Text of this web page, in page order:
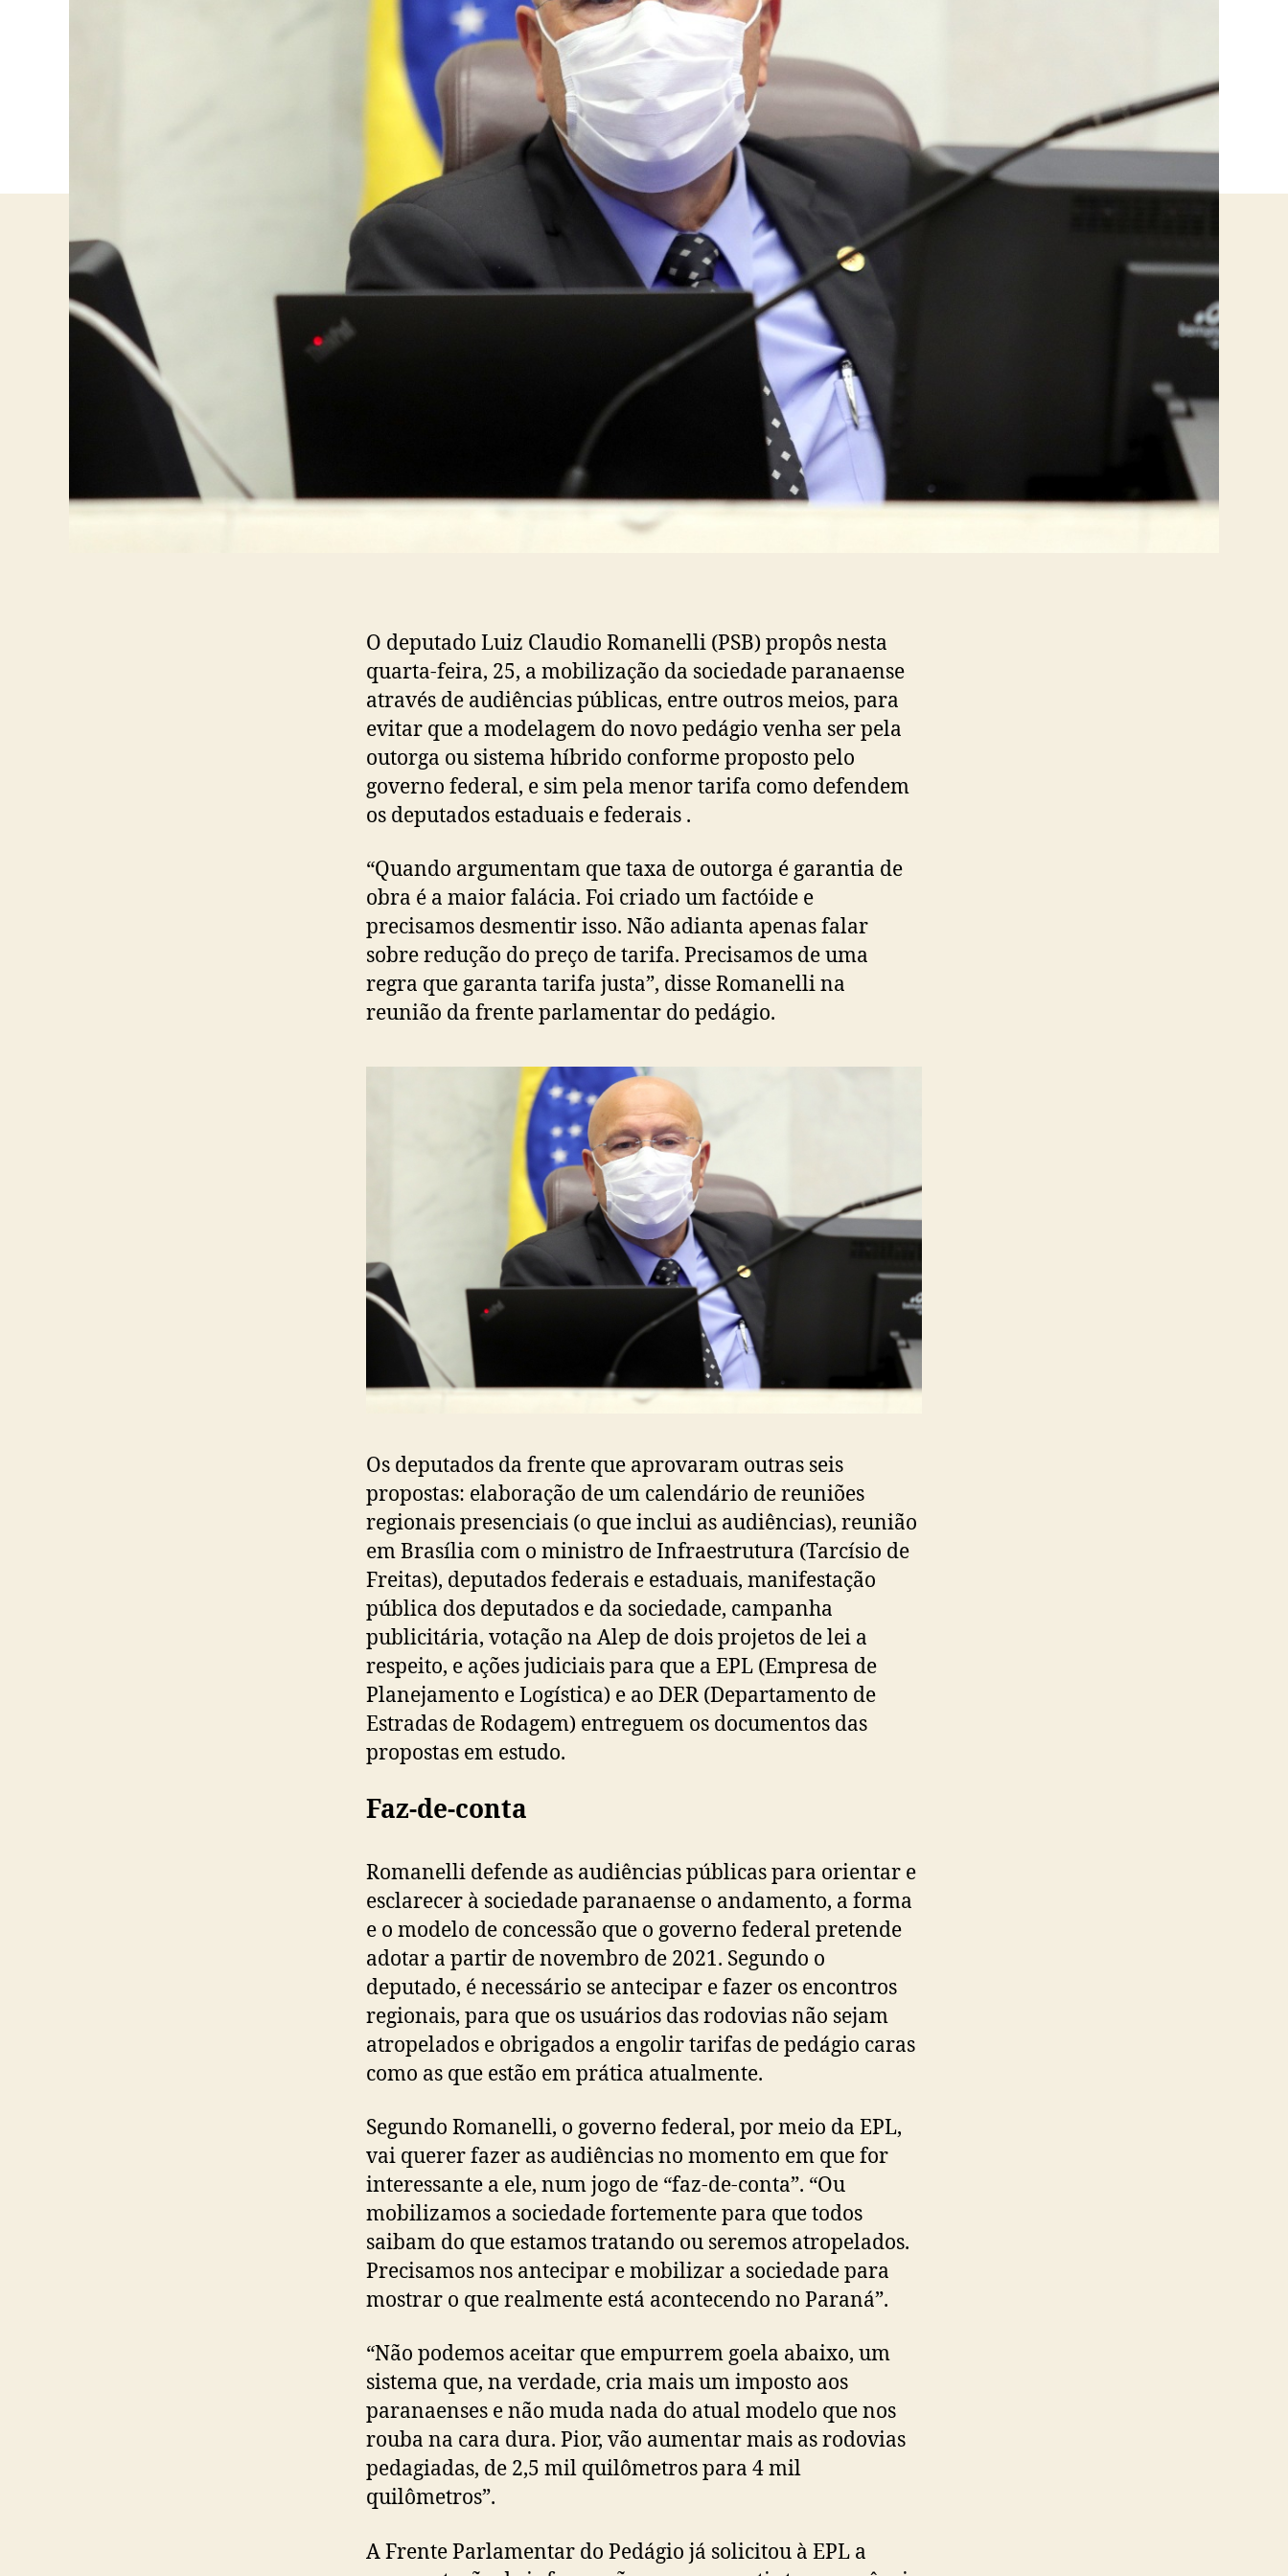
O deputado Luiz Claudio Romanelli (PSB) propôs nesta
quarta-feira, 25, a mobilização da sociedade paranaense
através de audiências públicas, entre outros meios, para
evitar que a modelagem do novo pedágio venha ser pela
outorga ou sistema híbrido conforme proposto pelo
governo federal, e sim pela menor tarifa como defendem
os deputados estaduais e federais .
“Quando argumentam que taxa de outorga é garantia de
obra é a maior falácia. Foi criado um factóide e
precisamos desmentir isso. Não adianta apenas falar
sobre redução do preço de tarifa. Precisamos de uma
regra que garanta tarifa justa”, disse Romanelli na
reunião da frente parlamentar do pedágio.
Os deputados da frente que aprovaram outras seis
propostas: elaboração de um calendário de reuniões
regionais presenciais (o que inclui as audiências), reunião
em Brasília com o ministro de Infraestrutura (Tarcísio de
Freitas), deputados federais e estaduais, manifestação
pública dos deputados e da sociedade, campanha
publicitária, votação na Alep de dois projetos de lei a
respeito, e ações judiciais para que a EPL (Empresa de
Planejamento e Logística) e ao DER (Departamento de
Estradas de Rodagem) entreguem os documentos das
propostas em estudo.
Faz-de-conta
Romanelli defende as audiências públicas para orientar e
esclarecer à sociedade paranaense o andamento, a forma
e o modelo de concessão que o governo federal pretende
adotar a partir de novembro de 2021. Segundo o
deputado, é necessário se antecipar e fazer os encontros
regionais, para que os usuários das rodovias não sejam
atropelados e obrigados a engolir tarifas de pedágio caras
como as que estão em prática atualmente.
Segundo Romanelli, o governo federal, por meio da EPL,
vai querer fazer as audiências no momento em que for
interessante a ele, num jogo de “faz-de-conta”. “Ou
mobilizamos a sociedade fortemente para que todos
saibam do que estamos tratando ou seremos atropelados.
Precisamos nos antecipar e mobilizar a sociedade para
mostrar o que realmente está acontecendo no Paraná”.
“Não podemos aceitar que empurrem goela abaixo, um
sistema que, na verdade, cria mais um imposto aos
paranaenses e não muda nada do atual modelo que nos
rouba na cara dura. Pior, vão aumentar mais as rodovias
pedagiadas, de 2,5 mil quilômetros para 4 mil
quilômetros”.
A Frente Parlamentar do Pedágio já solicitou à EPL a